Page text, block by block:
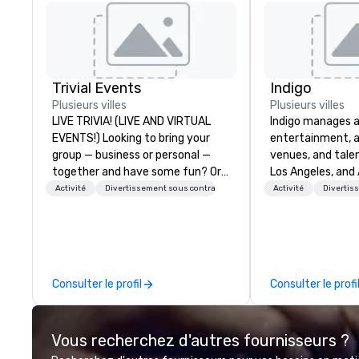
Trivial Events
Plusieurs villes
LIVE TRIVIA! (LIVE AND VIRTUAL
EVENTS!) Looking to bring your
group — business or personal —
together and have some fun? Or
maybe there’s a special occasion
choose Trivial Events? • Our trivia
content specifically encourages
teamwork and interactions. •.
Special video questions and other
Activité Divertissement sous contrat
Consulter le profil
Indigo
Plusieurs villes
Indigo manages
entertainment,
venues, and
Los Angeles,
specialize in
Producers to
direct line of
unparalleled
Activité
Consulter le profil
Vous recherchez d'autres fournisseurs ?